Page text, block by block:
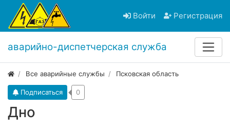
Войти Регистрация
аварийно-диспетчерская служба
Все аварийные службы Псковская область
Дно
Подписаться 0